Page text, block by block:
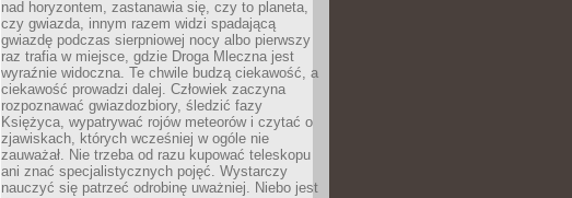
nad horyzontem, zastanawia się, czy to planeta,
czy gwiazda, innym razem widzi spadającą
gwiazdę podczas sierpniowej nocy albo pierwszy
raz trafia w miejsce, gdzie Droga Mleczna jest
wyraźnie widoczna. Te chwile budzą ciekawość, a
ciekawość prowadzi dalej. Człowiek zaczyna
rozpoznawać gwiazdozbiory, śledzić fazy
Księżyca, wypatrywać rojów meteorów i czytać o
zjawiskach, których wcześniej w ogóle nie
zauważał. Nie trzeba od razu kupować teleskopu
ani znać specjalistycznych pojęć. Wystarczy
nauczyć się patrzeć odrobinę uważniej. Niebo jest